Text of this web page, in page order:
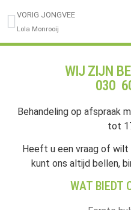
VORIG JONGVEE
Lola Monrooij
WIJ ZIJN
030
Behandeling op afspraak
tot
Heeft u een vraag of wilt
kunt ons altijd bellen,
WAT BIEDT